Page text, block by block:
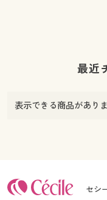
最近
表示できる商品がありま
セシ